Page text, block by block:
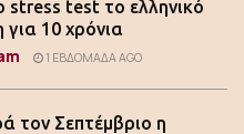
stress test το ελληνικό
10 χρόνια
1 ΕΒΔΟΜΆΔΑ AGO
τον Σεπτέμβριο η